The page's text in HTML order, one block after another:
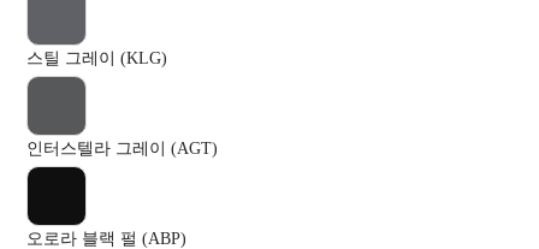
스틸 그레이 (KLG)
인터스텔라 그레이 (AGT)
오로라 블랙 펄 (ABP)